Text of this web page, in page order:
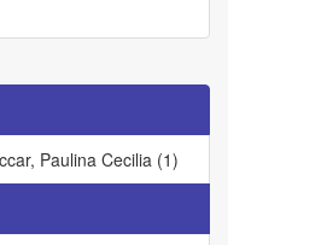
Paulina Cecilia (1)